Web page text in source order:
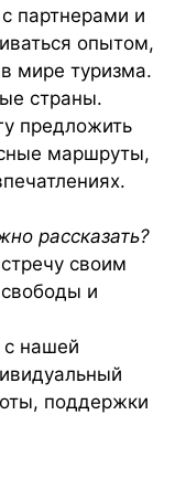
партнерами и
опытом,
мире туризма.
страны.
предложить
маршруты,
рассказать?
своим
и
с нашей
поддержки